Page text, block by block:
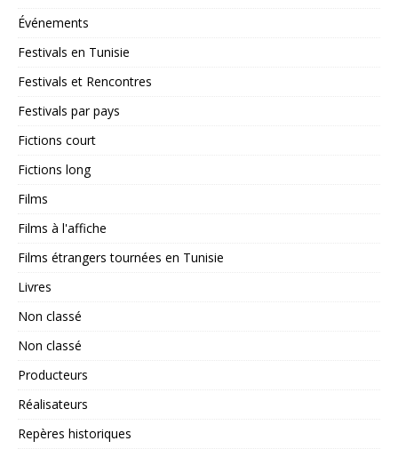
Événements
Festivals en Tunisie
Festivals et Rencontres
Festivals par pays
Fictions court
Fictions long
Films
Films à l'affiche
Films étrangers tournées en Tunisie
Livres
Non classé
Non classé
Producteurs
Réalisateurs
Repères historiques